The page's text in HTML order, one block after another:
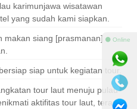
karimunjawa wisatawan
yang sudah kami siapkan.
makan siang [prasmanan]
siap untuk kegiatan tour.
tour laut menuju pulau
aktifitas tour laut, terapi
⚫ Online